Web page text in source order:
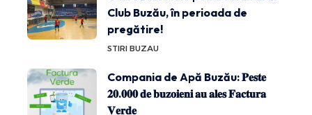
Club Buzău, în perioada de
pregătire!
STIRI BUZAU
Compania de Apă Buzău: 𝐏𝐞𝐬𝐭𝐞
𝟐𝟎.𝟎𝟎𝟎 𝐝𝐞 𝐛𝐮𝐳𝐨𝐢𝐞𝐧𝐢 𝐚𝐮 𝐚𝐥𝐞𝐬 𝐅𝐚𝐜𝐭𝐮𝐫𝐚
𝐕𝐞𝐫𝐝𝐞